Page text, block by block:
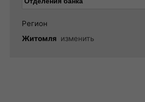
Регион
Житомля изменить